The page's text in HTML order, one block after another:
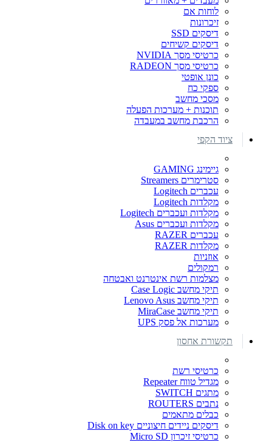
לוחות אם
זיכרונות
דיסקים SSD
דיסקים קשיחים
כרטיסי מסך NVIDIA
כרטיסי מסך RADEON
כונן אופטי
ספקי כח
מסכי מחשב
תוכנות + מערכות הפעלה
הרכבת מחשב במעבדה
ציוד הקפי
גיימינג GAMING
סטרימרים Streamers
עכברים Logitech
מקלדות Logitech
מקלדות ועכברים Logitech
מקלדות ועכברים Asus
עכברים RAZER
מקלדות RAZER
אוזניות
רמקולים
מצלמות רשת אינטרנט ואבטחה
תיקי מחשב Case Logic
תיקי מחשב Lenovo Asus
תיקי מחשב MiraCase
מערכות אל פסק UPS
תקשורת אחסון
כרטיסי רשת
מגדיל טווח Repeater
מתגים SWITCH
נתבים ROUTERS
כבלים מתאמים
דיסקים ניידים חיצוניים Disk on key
כרטיסי זיכרון Micro SD